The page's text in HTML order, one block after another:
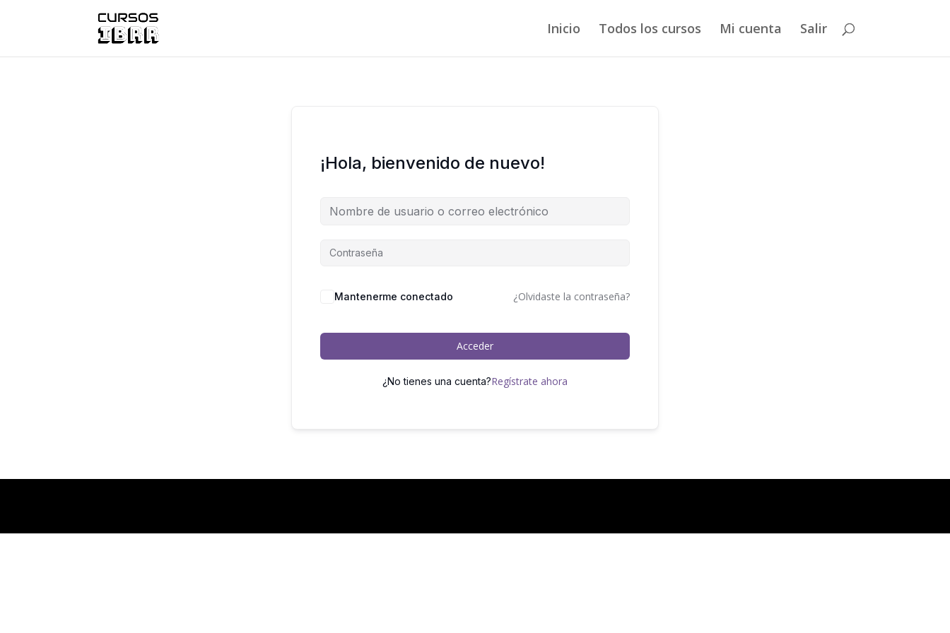
Inicio Todos los cursos Mi cuenta Salir
¡Hola, bienvenido de nuevo!
Mantenerme conectado ¿Olvidaste la contraseña?
Acceder
¿No tienes una cuenta?Regístrate ahora